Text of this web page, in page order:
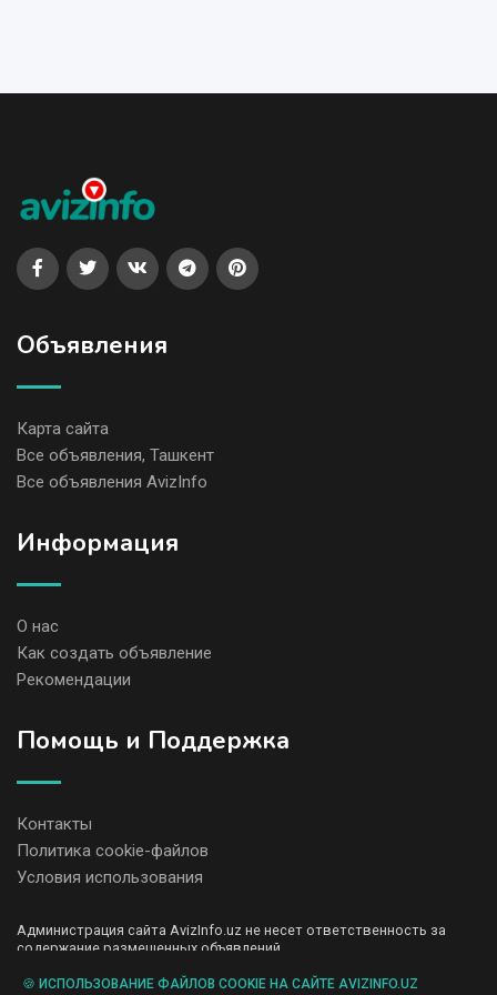
Объявления
Карта сайта
Все объявления, Ташкент
Все объявления AvizInfo
Информация
О нас
Как создать объявление
Рекомендации
Помощь и Поддержка
Контакты
Политика cookie-файлов
Условия использования
Администрация сайта AvizInfo.uz не несет ответственность за
содержание размещенных объявлений.
передаем и не продаем личную информацию зарегистрированных
🍪 ИСПОЛЬЗОВАНИЕ ФАЙЛОВ COOKIE НА САЙТЕ AVIZINFO.UZ